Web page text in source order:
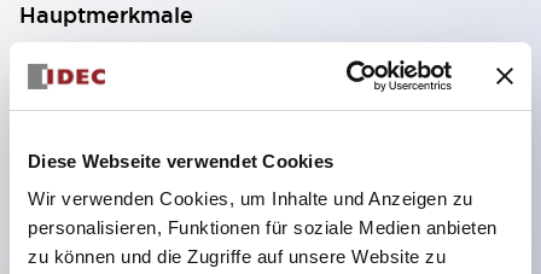
Diese Webseite verwendet Cookies
Wir verwenden Cookies, um Inhalte und Anzeigen zu
personalisieren, Funktionen für soziale Medien anbieten
zu können und die Zugriffe auf unsere Website zu
Hauptmerkmale
2-Kontakt-Block mit 2 Stufen, ermöglicht eine 4-
Kontakt-Konfiguration (Gewährleistung der
Isolierung zwischen den 2 Kontakten).
59,9 mm (※ 22-stufiger Kontaktblock).
Platzsparendes Design möglich.